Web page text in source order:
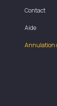
Contact
Aide
Annulation